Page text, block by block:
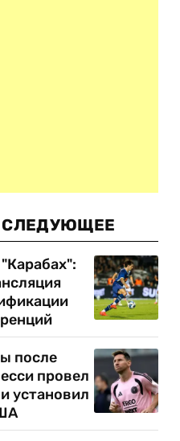
СЛЕДУЮЩЕЕ
после
провел
установил